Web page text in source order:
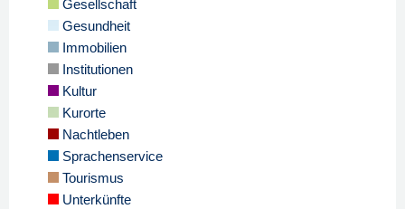
Gesellschaft
Gesundheit
Immobilien
Institutionen
Kultur
Kurorte
Nachtleben
Sprachenservice
Tourismus
Unterkünfte